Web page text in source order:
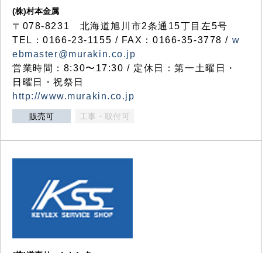
(株)村本金属
〒078-8231 北海道旭川市2条通15丁目左5号
TEL：0166-23-1155 / FAX：0166-35-3778 / w
ebmaster@murakin.co.jp
営業時間：8:30〜17:30 / 定休日：第一土曜日・
日曜日・祝祭日
http://www.murakin.co.jp
販売可 工事・取付可